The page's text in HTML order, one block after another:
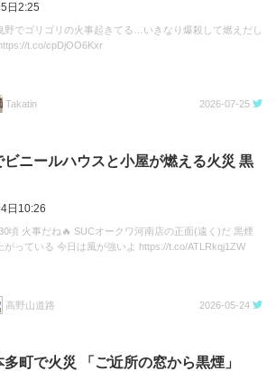
日2:25
野でゴリゴリの火事起きてる…いきなり爆殺して燃えだし
t.co/cpDjOO6Kxr
Takatin 2026-07-25
ビニールハウスと小屋が燃える火災 黒
日10:26
頃 火事だね🔥 SUCオークワ河南店の正面(遠く)だ 黒煙
がっている 今日は風が強いよ https://t.co/ATLRkqj1ZW
高野山道路 2026-05-24
町で火災 「ご近所の窓から黒煙」